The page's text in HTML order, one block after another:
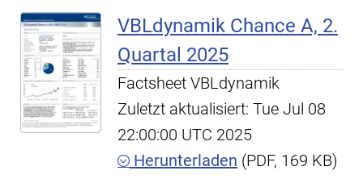
VBLdynamik Chance A, 2.
Quartal 2025
Factsheet VBLdynamik
Zuletzt aktualisiert: Tue Jul 08
22:00:00 UTC 2025
Herunterladen (PDF, 169 KB)